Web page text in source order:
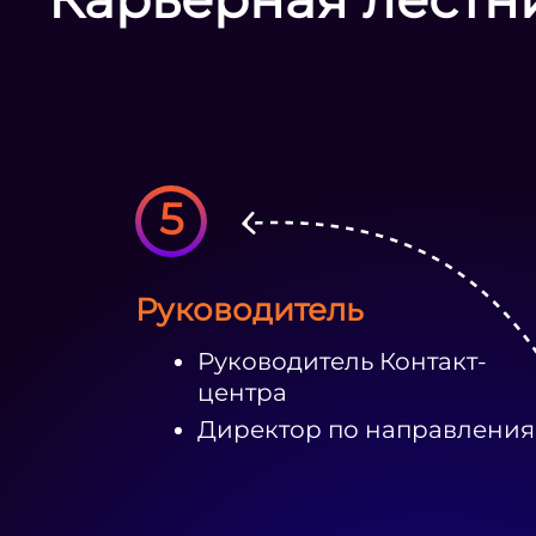
5
Руководитель
Руководитель Контакт-
центра
Директор по